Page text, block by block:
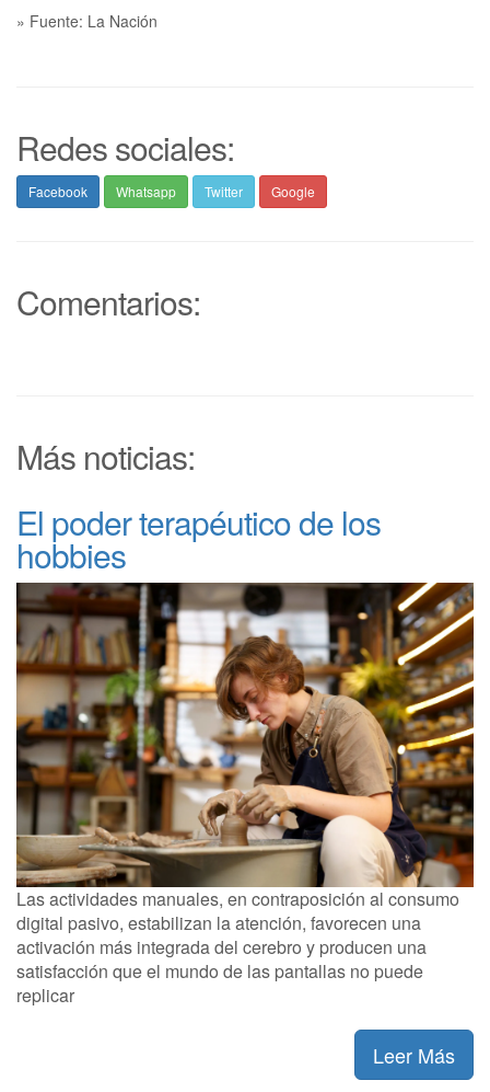
» Fuente: La Nación
Redes sociales:
Facebook Whatsapp Twitter Google
Comentarios:
Más noticias:
El poder terapéutico de los
hobbies
Las actividades manuales, en contraposición al consumo
digital pasivo, estabilizan la atención, favorecen una
activación más integrada del cerebro y producen una
satisfacción que el mundo de las pantallas no puede
replicar
Leer Más